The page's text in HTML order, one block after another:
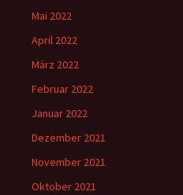
Mai 2022
April 2022
März 2022
Februar 2022
Januar 2022
Dezember 2021
November 2021
Oktober 2021